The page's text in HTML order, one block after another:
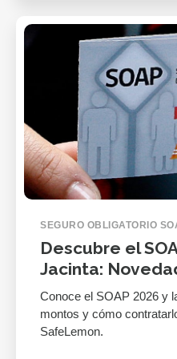
SEGURO OBLIGATORIO
Descubre el
Jacinta:
Conoce el SOAP 2026 y
montos y cómo
SafeLemon.